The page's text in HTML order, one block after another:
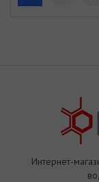
Интернет-